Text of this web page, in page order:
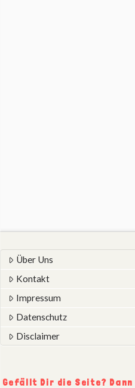
Über Uns
Kontakt
Impressum
Datenschutz
Disclaimer
Gefällt Dir die Seite?